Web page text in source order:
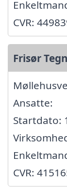
CVR:
Frisør
Ansatte:
Startdato:
CVR: